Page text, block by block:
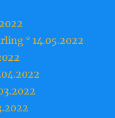
° 14.05.2022